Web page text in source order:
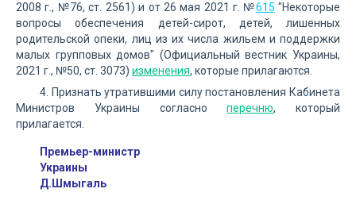
2008 г., №76, ст. 2561) и от 26 мая 2021 г. №615 "Некоторые
вопросы обеспечения детей-сирот, детей, лишенных
родительской опеки, лиц из их числа жильем и поддержки
малых групповых домов" (Официальный вестник Украины,
2021 г., №50, ст. 3073) изменения, которые прилагаются.
4. Признать утратившими силу постановления Кабинета
Министров Украины согласноперечню, который
прилагается.
Премьер-министр
Украины
Д.Шмыгаль